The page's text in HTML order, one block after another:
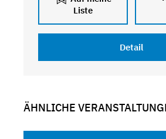
Liste
Detail
ÄHNLICHE